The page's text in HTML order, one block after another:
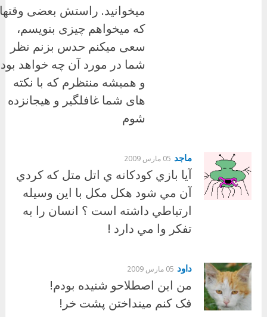
میخوانید. راستش بعضی وقتها
که میخواهم چیزی بنویسم،
سعی میکنم حدس بزنم نظر
شما در مورد آن چه خواهد بود
و همیشه منتظرم که با نکته
های شما غافلگیر و هیجانزده
شوم
ماجد 05 مارس 2009
آيا بازي كودكانه ي اتل متل كه كردي
آن مي شود هكل مكل با اين وسيله
ارتباطي داشته است ؟ انسان را به
تفكر وا مي دارد !
داود 05 مارس 2009
من این اصطلاحو شنیده بودم!
فک کنم مینداختن پشت خر!